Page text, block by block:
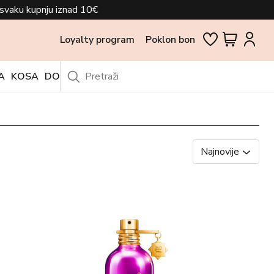
kupnju iznad 10€
Loyalty program Poklon bon
KOSA DODACI OUTLET
Najnovije